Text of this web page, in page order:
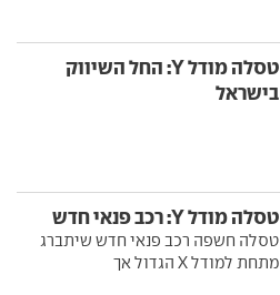
טסלה מודל Y: החל השיווק
בישראל
טסלה מודל Y: רכב פנאי חדש
טסלה חשפה רכב פנאי חדש שיתברג
מתחת למודל X הגדול אך